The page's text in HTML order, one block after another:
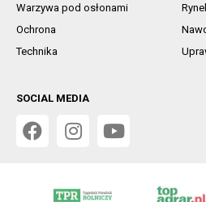
Warzywa pod osłonami
Ochrona
Technika
SOCIAL MEDIA